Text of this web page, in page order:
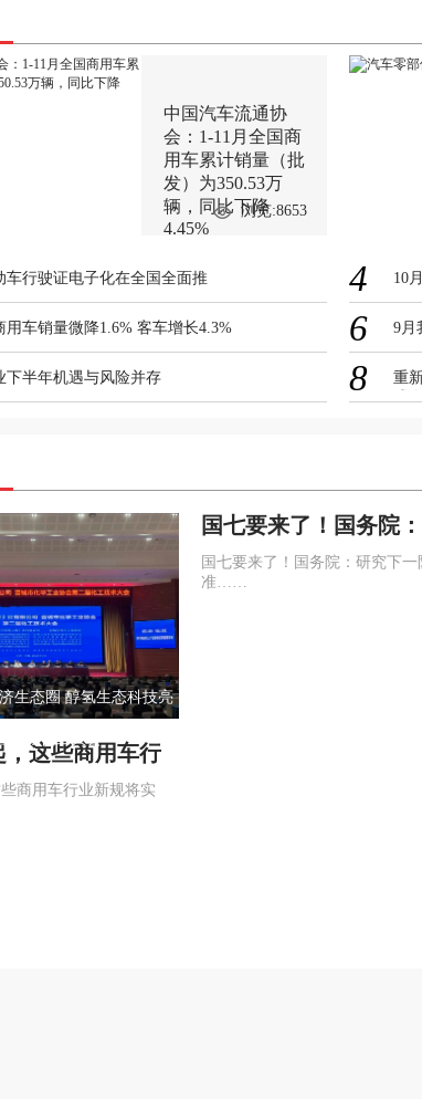
中国汽车流通协
会：1-11月全国商
用车累计销量（批
发）为350.53万
辆，同比下降
4.45%
浏览:8653
车行驶证电子化在全国全面推 4 10
用车销量微降1.6% 客车增长4.3% 6 9月
下半年机遇与风险并存 8
重
式
生态圈 醇氢生态科技亮
晋城化工大会
国七要来了！国务院
下一阶段标准
国七要来了！国务院：研究下一
准……
，这些商用车行
！
商用车行业新规将实